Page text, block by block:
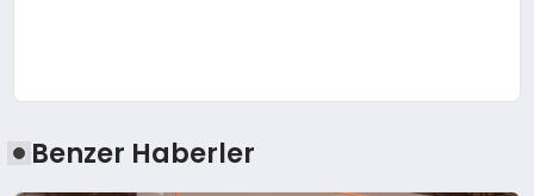
Benzer Haberler